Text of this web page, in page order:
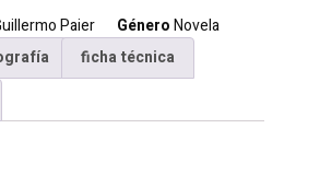
Paier GéneroNovela
ficha técnica